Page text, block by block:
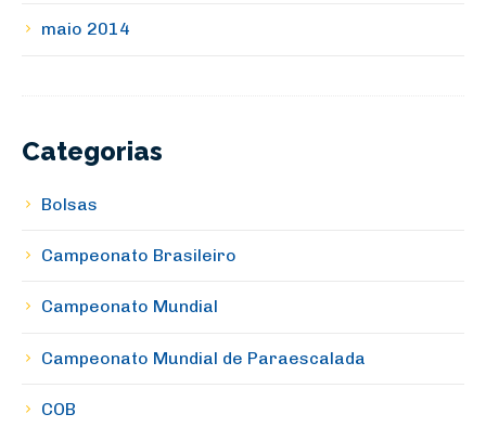
maio 2014
Categorias
Bolsas
Campeonato Brasileiro
Campeonato Mundial
Campeonato Mundial de Paraescalada
COB